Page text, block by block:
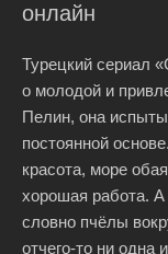
онлайн
Турецкий сериал
о молодой и
Пелин, она
постоянной
красота, море
хорошая работа.
словно пчёлы
отчего-то ни одна